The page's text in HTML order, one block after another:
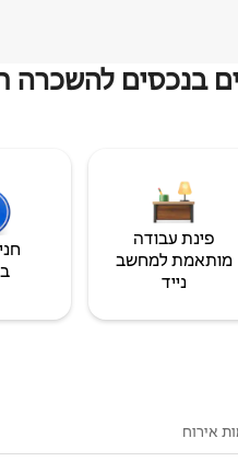
בנכסים להשכרה
פינת עבודה
מותאמת למחשב
נייד
אירוח